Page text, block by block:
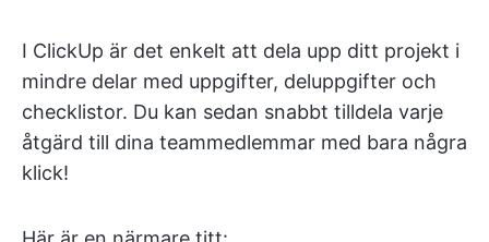
I ClickUp är det enkelt att dela upp ditt projekt i
mindre delar med uppgifter, deluppgifter och
checklistor. Du kan sedan snabbt tilldela varje
åtgärd till dina teammedlemmar med bara några
klick!